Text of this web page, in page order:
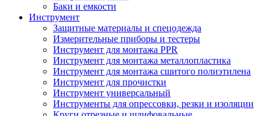
Баки и емкости
Инструмент
Защитные материалы и спецодежда
Измерительные приборы и тестеры
Инструмент для монтажа PPR
Инструмент для монтажа металлопластика
Инструмент для монтажа сшитого полиэтилена
Инструмент для прочистки
Инструмент универсальный
Инструменты для опрессовки, резки и изоляции